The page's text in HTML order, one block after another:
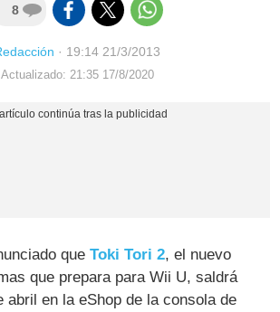
8
· 19:14 21/3/2013
Actualizado: 21:35 17/8/2020
queToki Tori 2, el nuevo
que prepara para Wii U, saldrá
abril en la eShop de la consola de